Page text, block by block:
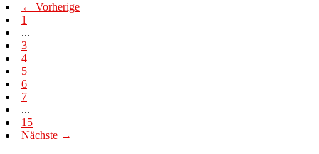
← Vorherige
1
...
3
4
5
6
7
...
15
Nächste →